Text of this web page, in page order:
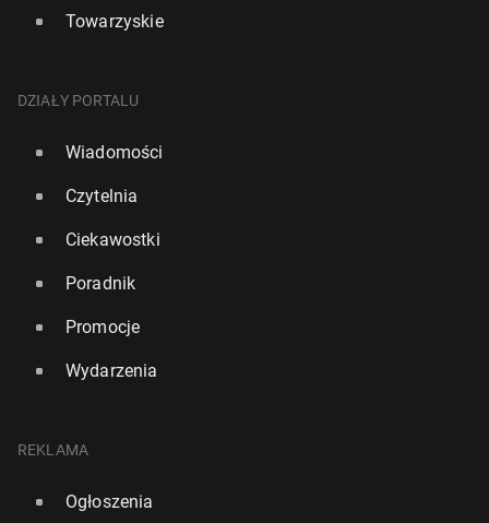
Towarzyskie
DZIAŁY PORTALU
Wiadomości
Czytelnia
Ciekawostki
Poradnik
Promocje
Wydarzenia
REKLAMA
Ogłoszenia